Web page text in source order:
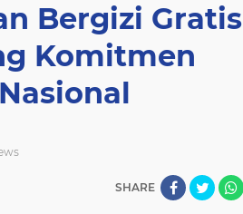
Bergizi Gratis
Komitmen
SHARE